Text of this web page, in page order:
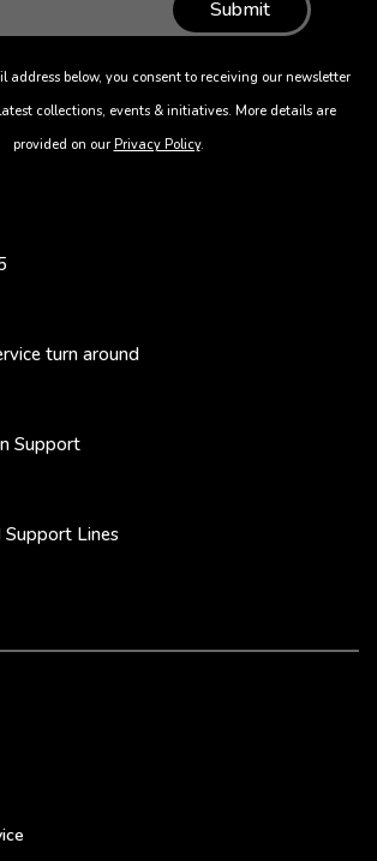
Submit
address below, you consent to receiving our newsletter
collections, events & initiatives. More details are
provided on our Privacy Policy.
turn around
Support
Support Lines